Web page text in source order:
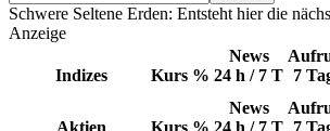
Schwere Seltene Erden: Entsteht hier die
Anzeige
Indizes Kurs %
News
24 h / 7 T 7
Aktien Kurs %
News
24 h / 7 T 7